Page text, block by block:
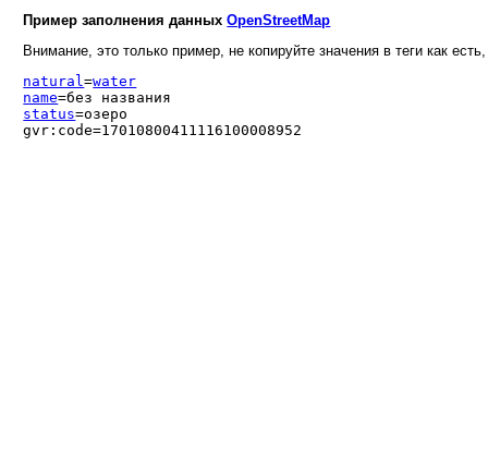
Пример заполнения данныхOpenStreetMap
Внимание, это только пример, не копируйте значения в теги как
natural=water
name=без названия
status=озеро
gvr:code=17010800411116100008952